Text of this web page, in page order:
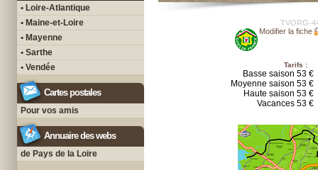
• Loire-Atlantique
• Maine-et-Loire
• Mayenne
• Sarthe
• Vendée
Cartes postales
Pour vos amis
Annuaire des webs
de Pays de la Loire
TVORG-
Modifier la fiche
Tarifs :
Basse saison 53 €
Moyenne saison 53 €
Haute saison 53 €
Vacances 53 €